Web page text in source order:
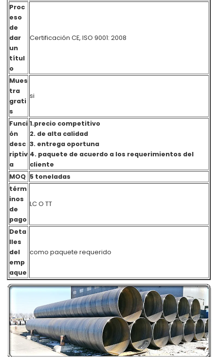
Proc
eso
de
dar
un
títul
o
Certificación CE, ISO 9001: 2008
Mues
tra
grati
s
si
Funci
ón
desc
riptiv
a
1.precio competitivo
2. de alta calidad
3. entrega oportuna
4. paquete de acuerdo a los requerimientos del
cliente
MOQ 5 toneladas
térm
inos
de
pago
LC O TT
Deta
lles
del
emp
aque
como paquete requerido